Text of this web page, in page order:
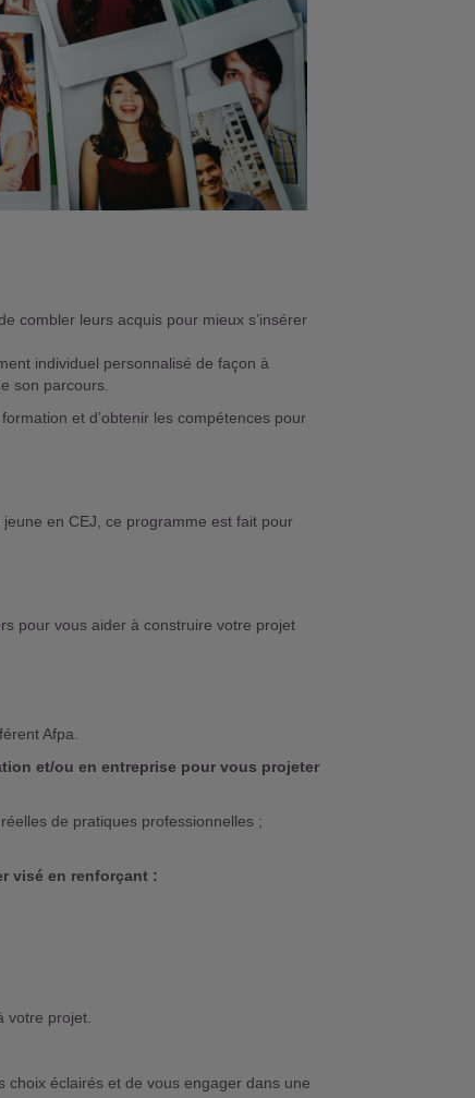
combler leurs acquis pour mieux s’insérer
individuel personnalisé de façon à
son parcours.
et d’obtenir les compétences pour
en CEJ, ce programme est fait pour
pour vous aider à construire votre projet
Afpa.
et/ou en entreprise pour vous projeter
de pratiques professionnelles ;
visé en renforçant :
votre projet.
choix éclairés et de vous engager dans une